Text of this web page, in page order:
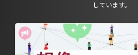
しています。